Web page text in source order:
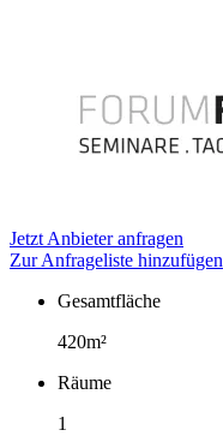
Jetzt Anbieter anfragen
Zur Anfrageliste hinzufügen
Fakten
Gesamtfläche
420m²
Räume
1